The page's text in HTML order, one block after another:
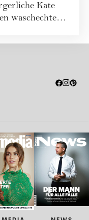
Kate
waschechten